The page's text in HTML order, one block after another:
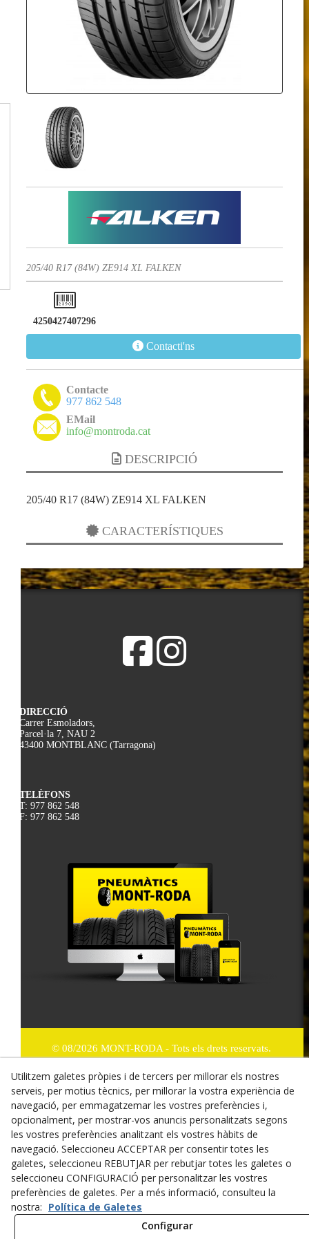
205/40 R17 (84W) ZE914 XL FALKEN
4250427407296
Contacti'ns
Contacte
977 862 548
EMail
info@montroda.cat
DESCRIPCIÓ
205/40 R17 (84W) ZE914 XL FALKEN
CARACTERÍSTIQUES
DIRECCIÓ
Carrer Esmoladors,
Parcel·la 7, NAU 2
43400 MONTBLANC (Tarragona)
TELÈFONS
T: 977 862 548
F: 977 862 548
© 08/2026 MONT-RODA - Tots els drets reservats.
Política de Privacitat
Termes i condicions de compra
Dret de desistiment
Cookies
Mapa Web
Utilitzem galetes pròpies i de tercers per millorar els nostres
serveis, per motius tècnics, per millorar la vostra experiència de
navegació, per emmagatzemar les vostres preferències i,
opcionalment, per mostrar-vos anuncis personalitzats segons
les vostres preferències analitzant els vostres hàbits de
navegació. Seleccioneu ACCEPTAR per consentir totes les
galetes, seleccioneu REBUTJAR per rebutjar totes les galetes o
seleccioneu CONFIGURACIÓ per personalitzar les vostres
preferències de galetes. Per a més informació, consulteu la
nostra: Política de Galetes
Configurar